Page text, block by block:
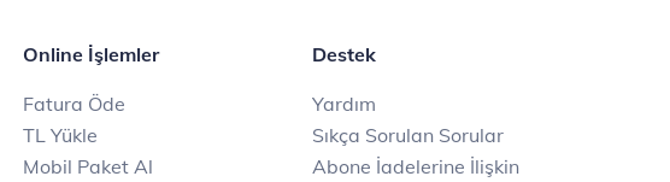
Online İşlemler
Fatura Öde
TL Yükle
Mobil Paket Al
Destek
Yardım
Sıkça Sorulan Sorular
Abone İadelerine İlişkin